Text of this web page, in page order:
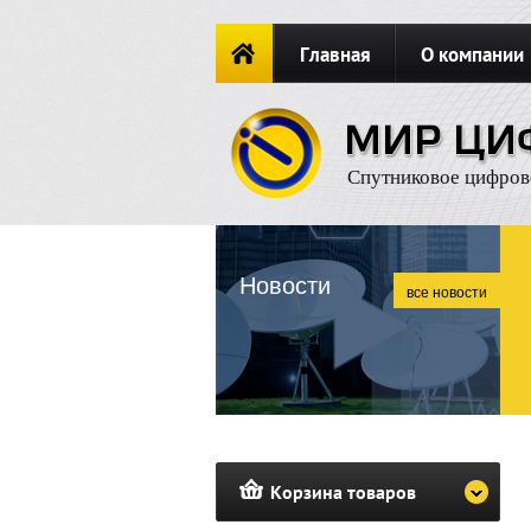
Главная О компании
Новости
Спутниковое
Новости все новости
Корзина товаров